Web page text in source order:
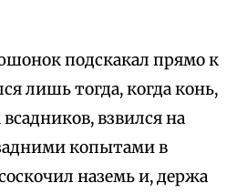
подскакал прямо к
лишь тогда, когда конь,
взвился на
копытами в
наземь и, держа